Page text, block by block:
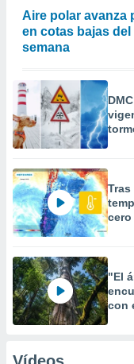
Aire polar avanza
en cotas bajas
semana
cero
"El
con